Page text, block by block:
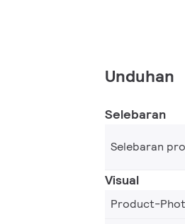
Unduhan
Selebaran
Selebaran
Visual
Product-